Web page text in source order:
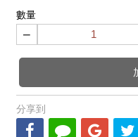
數量
−
分享到